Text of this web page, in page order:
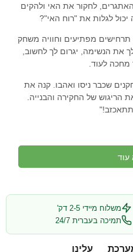
לחקור את האי ולהקים
לגלות את "רוח האי"?
מפתיעים וחוויה משחק
את הנשימה, יגרום לך לחשוב,
מחכה לעוד.
שכבר ניסו ואהבו. קנה את
הריגוש של החקירה והבנייה.
עוד
משלוח מיידי 2-5 דק'
תמיכה בעברית 24/7
עלינו